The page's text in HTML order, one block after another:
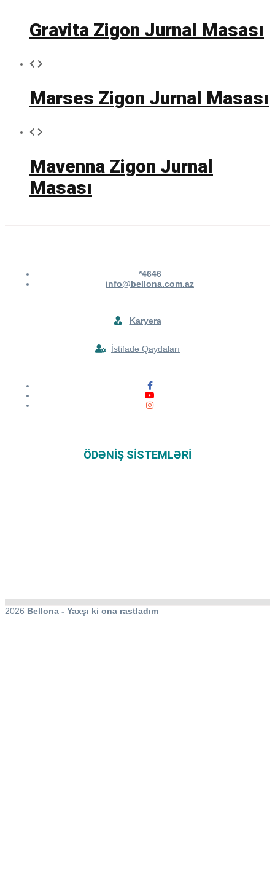
Gravita Zigon Jurnal Masası
Marses Zigon Jurnal Masası
Mavenna Zigon Jurnal
Masası
*4646
info@bellona.com.az
Karyera
İstifadə Qaydaları
ÖDƏNIŞ SISTEMLƏRI
2026 Bellona - Yaxşı ki ona rastladım